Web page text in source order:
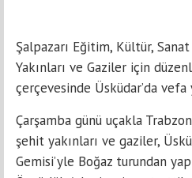
Şalpazarı Eğitim, Kültür,
Yakınları ve Gaziler için
çerçevesinde Üsküdar’da
Çarşamba günü uçakla
şehit yakınları ve gaziler,
Gemisi’yle Boğaz turundan